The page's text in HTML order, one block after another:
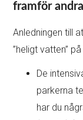
framför
Anledningen till
”heligt vatten”
De
parkerna
har du